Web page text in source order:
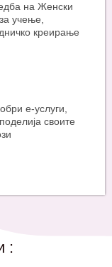
на Женски
учење,
креирање
е-услуги,
своите
: